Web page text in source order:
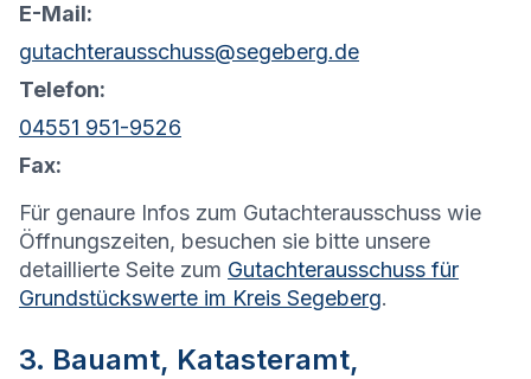
E-Mail:
gutachterausschuss@segeberg.de
Telefon:
04551 951-9526
Fax:
Für genaure Infos zum Gutachterausschuss wie
Öffnungszeiten, besuchen sie bitte unsere
detaillierte Seite zum Gutachterausschuss für
Grundstückswerte im Kreis Segeberg.
3. Bauamt, Katasteramt,